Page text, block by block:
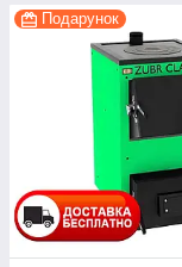
Подарунок